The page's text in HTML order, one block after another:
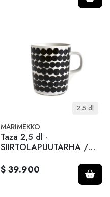
2.5 dl
MARIMEKKO
Taza 2,5 dl -
SIIRTOLAPUUTARHA /
$ 39.900